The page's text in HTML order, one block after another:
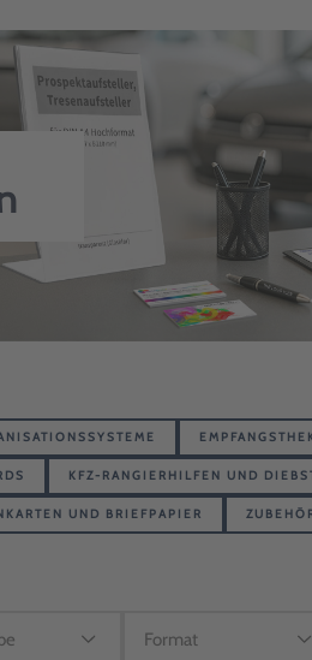
KFZ-RANGIERHILFEN UND
UND BRIEFPAPIER